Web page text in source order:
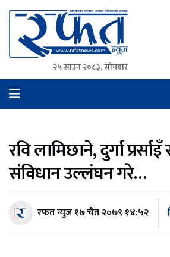
Rafat News
समाचारको रफ्तार, आवाज बिहिनहरुको आवाज
२५ साउन २०८३, सोमबार
रवि लामिछाने, दुर्गा
संविधान उल्लंघन गरे…
रफत न्युज१७ चैत २०७९ १४:५२